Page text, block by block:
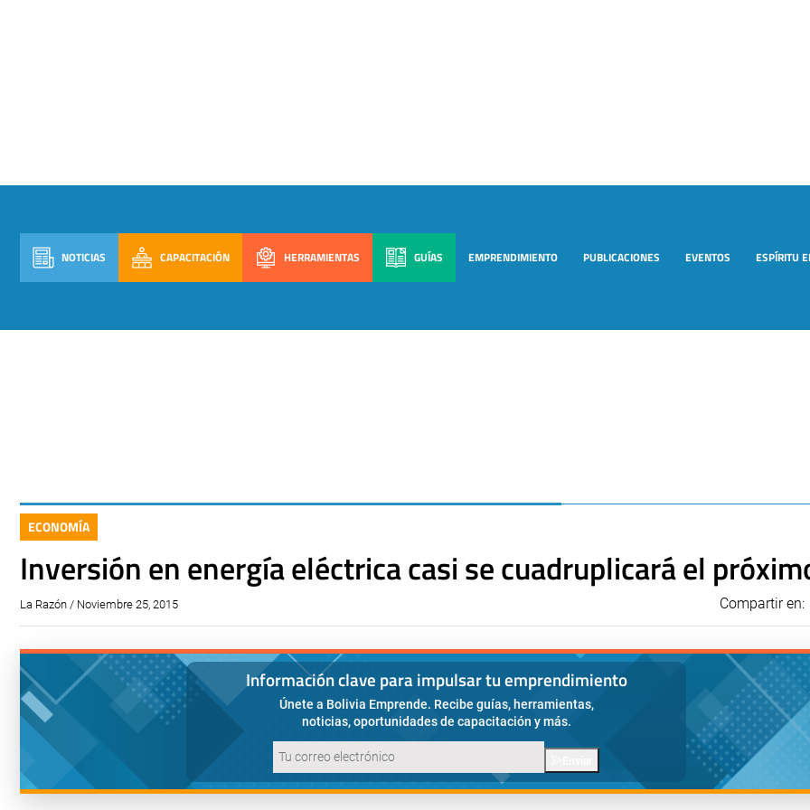
NOTICIAS CAPACITACIÓN HERRAMIENTAS GUÍAS EMPRENDIMIENTO PUBLICACIONES EVENTOS ESPÍRITU
ECONOMÍA
Inversión en energía eléctrica casi se cuadruplicará el
La Razón / Noviembre 25, 2015 Compartir en:
Información clave para impulsar tu emprendimiento
Únete a Bolivia Emprende. Recibe guías, herramientas,
noticias, oportunidades de capacitación y más.